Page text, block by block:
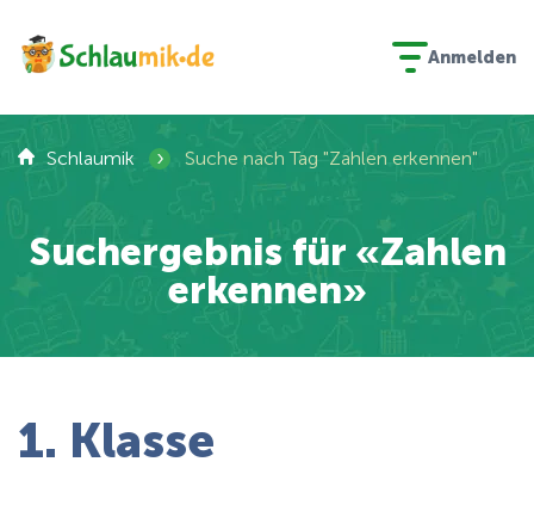
Anmelden
Schlaumik › Suche nach Tag "Zahlen erkennen"
Suchergebnis für «Zahlen
erkennen»
1. Klasse